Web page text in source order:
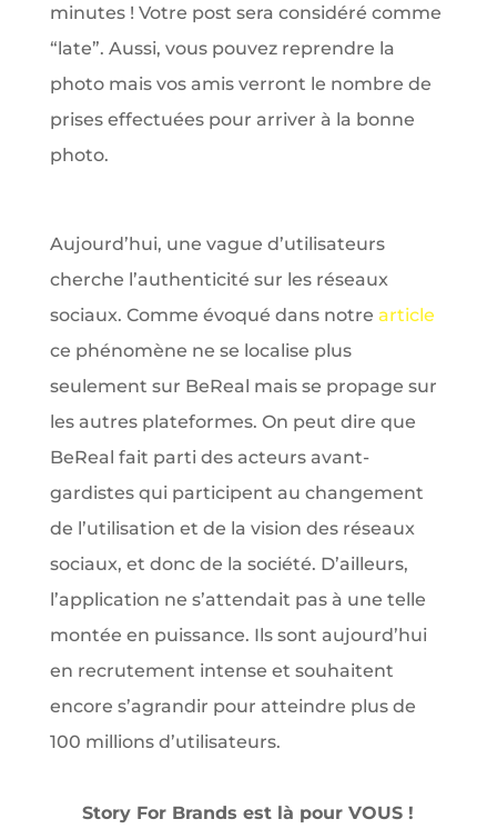
minutes ! Votre post sera considéré comme
“late”. Aussi, vous pouvez reprendre la
photo mais vos amis verront le nombre de
prises effectuées pour arriver à la bonne
photo.
Aujourd’hui, une vague d’utilisateurs
cherche l’authenticité sur les réseaux
sociaux. Comme évoqué dans notre article
ce phénomène ne se localise plus
seulement sur BeReal mais se propage sur
les autres plateformes. On peut dire que
BeReal fait parti des acteurs avant-
gardistes qui participent au changement
de l’utilisation et de la vision des réseaux
sociaux, et donc de la société. D’ailleurs,
l’application ne s’attendait pas à une telle
montée en puissance. Ils sont aujourd’hui
en recrutement intense et souhaitent
encore s’agrandir pour atteindre plus de
100 millions d’utilisateurs.
Story For Brands est là pour VOUS !